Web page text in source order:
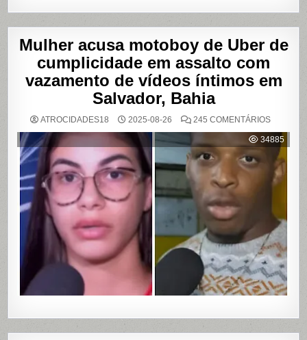
Mulher acusa motoboy de Uber de
cumplicidade em assalto com
vazamento de vídeos íntimos em
Salvador, Bahia
ATROCIDADES18 2025-08-26 245 COMENTÁRIOSEM
ACUSA
DE
UBER
DE
EM
DE
VÍDEOS
ÍNTIMOS
EM
BAHIA
34885